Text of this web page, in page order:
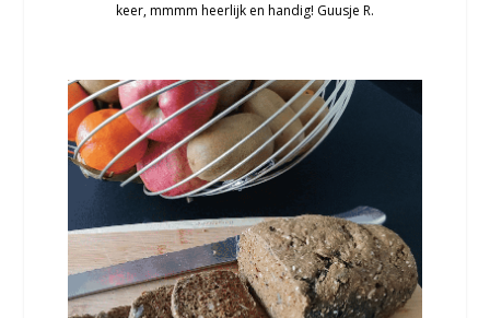
keer, mmmm heerlijk en handig! Guusje R.